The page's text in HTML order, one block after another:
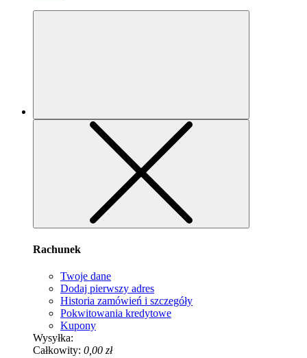
Rachunek
Twoje dane
Dodaj pierwszy adres
Historia zamówień i szczegóły
Pokwitowania kredytowe
Kupony
Wysyłka:
Całkowity: 0,00 zł